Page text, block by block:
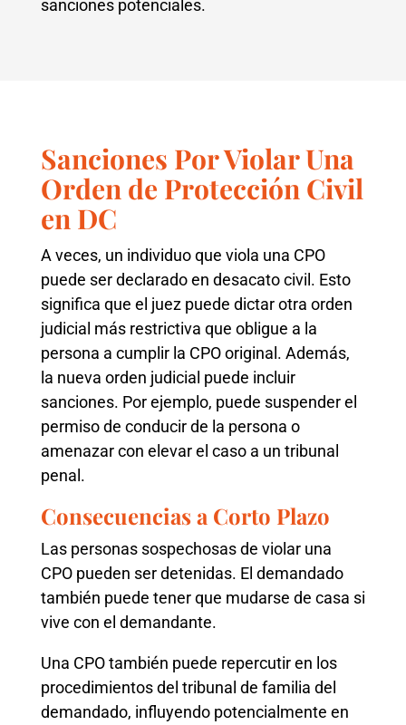
sanciones potenciales.
Sanciones Por Violar Una
Orden de Protección Civil
en DC
A veces, un individuo que viola una CPO
puede ser declarado en desacato civil. Esto
significa que el juez puede dictar otra orden
judicial más restrictiva que obligue a la
persona a cumplir la CPO original. Además,
la nueva orden judicial puede incluir
sanciones. Por ejemplo, puede suspender el
permiso de conducir de la persona o
amenazar con elevar el caso a un tribunal
penal.
Consecuencias a Corto Plazo
Las personas sospechosas de violar una
CPO pueden ser detenidas. El demandado
también puede tener que mudarse de casa si
vive con el demandante.
Una CPO también puede repercutir en los
procedimientos del tribunal de familia del
demandado, influyendo potencialmente en